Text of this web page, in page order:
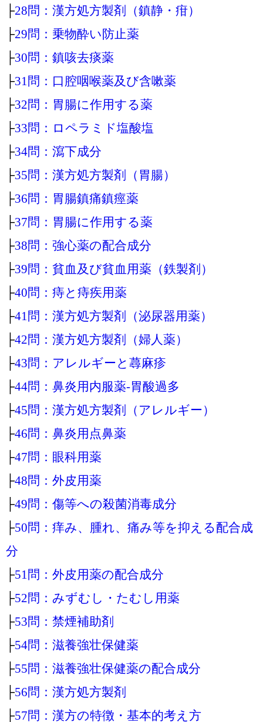
├28問：漢方処方製剤（鎮静・疳）
├29問：乗物酔い防止薬
├30問：鎮咳去痰薬
├31問：口腔咽喉薬及び含嗽薬
├32問：胃腸に作用する薬
├33問：ロペラミド塩酸塩
├34問：瀉下成分
├35問：漢方処方製剤（胃腸）
├36問：胃腸鎮痛鎮痙薬
├37問：胃腸に作用する薬
├38問：強心薬の配合成分
├39問：貧血及び貧血用薬（鉄製剤）
├40問：痔と痔疾用薬
├41問：漢方処方製剤（泌尿器用薬）
├42問：漢方処方製剤（婦人薬）
├43問：アレルギーと蕁麻疹
├44問：鼻炎用内服薬‐胃酸過多
├45問：漢方処方製剤（アレルギー）
├46問：鼻炎用点鼻薬
├47問：眼科用薬
├48問：外皮用薬
├49問：傷等への殺菌消毒成分
├50問：痒み、腫れ、痛み等を抑える配合成
分
├51問：外皮用薬の配合成分
├52問：みずむし・たむし用薬
├53問：禁煙補助剤
├54問：滋養強壮保健薬
├55問：滋養強壮保健薬の配合成分
├56問：漢方処方製剤
├57問：漢方の特徴・基本的考え方